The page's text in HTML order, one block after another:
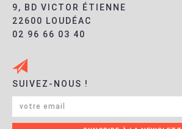
9, BD VICTOR ÉTIENNE
22600 LOUDÉAC
02 96 66 03 40
SUIVEZ-NOUS !